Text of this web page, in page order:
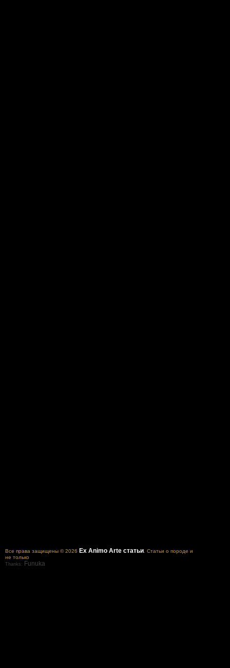
Все права защищены © 2026 Ex Animo Arte статьи . Статьи о породе и
не только
Thanks: Funuka